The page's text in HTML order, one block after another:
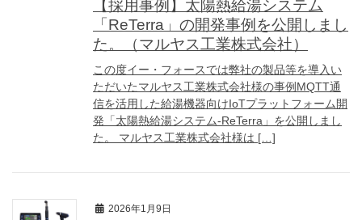
【採用事例】太陽熱給湯システム
「ReTerra」の開発事例を公開しまし
た。（マルヤス工業株式会社）
この度イー・フォースでは弊社の製品等を導入い
ただいたマルヤス工業株式会社様の事例MQTT通
信を活用した給湯機器向けIoTプラットフォーム開
発「太陽熱給湯システム-ReTerra」を公開しまし
た。 マルヤス工業株式会社様は […]
2026年1月9日